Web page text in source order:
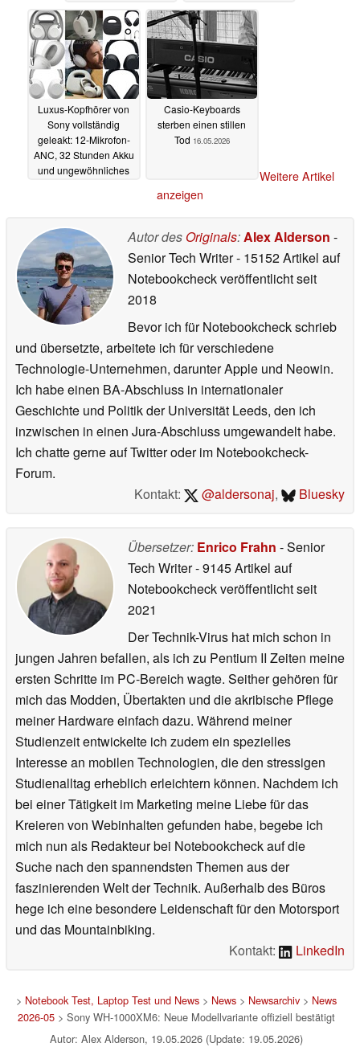
18.05.2026
Luxus-Kopfhörer von
Sony vollständig
geleakt: 12-Mikrofon-
ANC, 32 Stunden Akku
und ungewöhnliches
Casio-Keyboards
sterben einen stillen
Tod 16.05.2026
Weitere Artikel
anzeigen
Autor des Originals:Alex Alderson -
Senior Tech Writer- 15152 Artikel auf
Notebookcheck veröffentlichtseit
2018
Bevor ich für Notebookcheck schrieb
und übersetzte, arbeitete ich für verschiedene
Technologie-Unternehmen, darunter Apple und Neowin.
Ich habe einen BA-Abschluss in internationaler
Geschichte und Politik der Universität Leeds, den ich
inzwischen in einen Jura-Abschluss umgewandelt habe.
Ich chatte gerne auf Twitter oder im Notebookcheck-
Forum.
Kontakt:
@aldersonaj, Bluesky
Übersetzer: Enrico Frahn - Senior
Tech Writer- 9145 Artikel auf
Notebookcheck veröffentlichtseit
2021
Der Technik-Virus hat mich schon in
jungen Jahren befallen, als ich zu Pentium II Zeiten meine
ersten Schritte im PC-Bereich wagte. Seither gehören für
mich das Modden, Übertakten und die akribische Pflege
meiner Hardware einfach dazu. Während meiner
Studienzeit entwickelte ich zudem ein spezielles
Interesse an mobilen Technologien, die den stressigen
Studienalltag erheblich erleichtern können. Nachdem ich
bei einer Tätigkeit im Marketing meine Liebe für das
Kreieren von Webinhalten gefunden habe, begebe ich
mich nun als Redakteur bei Notebookcheck auf die
Suche nach den spannendsten Themen aus der
faszinierenden Welt der Technik. Außerhalb des Büros
hege ich eine besondere Leidenschaft für den Motorsport
und das Mountainbiking.
Kontakt:
LinkedIn
> Notebook Test, Laptop Test und News> News> Newsarchiv> News
2026-05> Sony WH-1000XM6: Neue Modellvariante offiziell bestätigt
Autor: Alex Alderson, 19.05.2026 (Update: 19.05.2026)